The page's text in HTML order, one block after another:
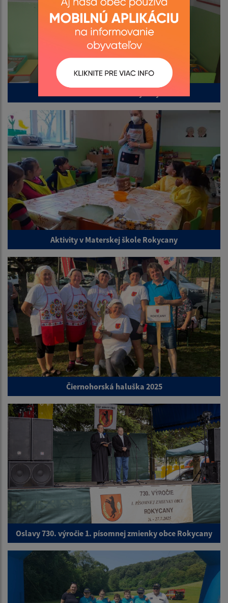
Aktivity v Materskej škole Rokycany
Čiernohorská haluška 2025
Oslavy 730. výročie 1. písomnej zmienky obce Rokycany